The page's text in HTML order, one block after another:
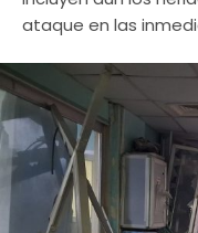
ataque en las